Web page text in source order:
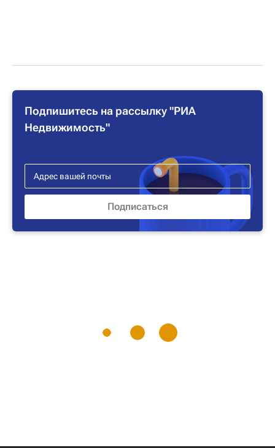
Подпишитесь на рассылку "РИА
Недвижимость"